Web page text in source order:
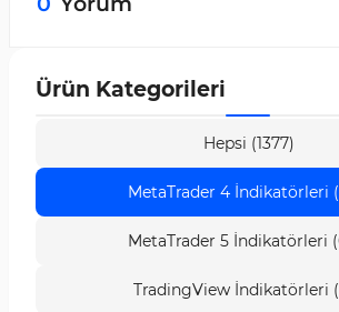
dakikalık, 15 dakikalık, 30
alım ve satış sinyallerini
Ürün Kategorileri
Hepsi (1377)
MetaTrader 4 İndikatörleri
MetaTrader 5 İndikatörleri
TradingView İndikatörleri